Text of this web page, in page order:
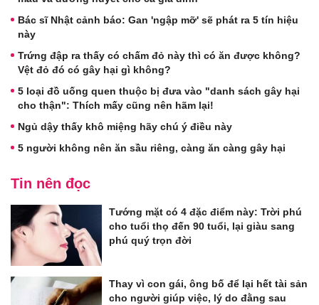
Bác sĩ Nhật cảnh báo: Gan 'ngập mỡ' sẽ phát ra 5 tín hiệu
này
Trứng đập ra thấy có chấm đỏ này thì có ăn được không?
Vệt đỏ đó có gây hại gì không?
5 loại đồ uống quen thuộc bị đưa vào "danh sách gây hại
cho thận": Thích mấy cũng nên hãm lại!
Ngủ dậy thấy khô miệng hãy chú ý điều này
5 người không nên ăn sầu riêng, càng ăn càng gây hại
Tin nên đọc
Tướng mặt có 4 đặc điểm này: Trời phú
cho tuổi thọ đến 90 tuổi, lại giàu sang
phú quý trọn đời
Thay vì con gái, ông bố để lại hết tài sản
cho người giúp việc, lý do đằng sau